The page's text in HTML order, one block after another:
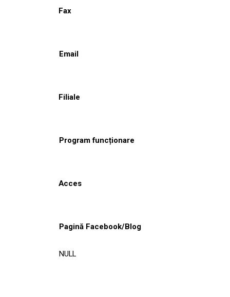
Fax
Email
Filiale
Program funcționare
Acces
Pagină Facebook/Blog
NULL